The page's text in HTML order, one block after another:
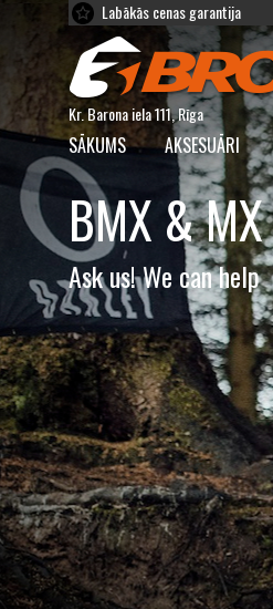
Labākās cenas garantija
Kr. Barona iela 111, Rīga
SĀKUMS AKSESUĀRI
BMX & MX
Ask us! We can help